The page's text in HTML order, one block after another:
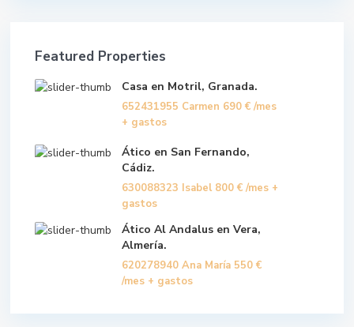
Featured Properties
Casa en Motril, Granada.
652431955 Carmen 690 € /mes
+ gastos
Ático en San Fernando,
Cádiz.
630088323 Isabel 800 € /mes +
gastos
Ático Al Andalus en Vera,
Almería.
620278940 Ana María 550 €
/mes + gastos